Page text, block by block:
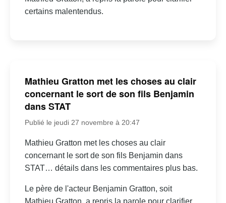
certains malentendus.
Mathieu Gratton met les choses au clair
concernant le sort de son fils Benjamin
dans STAT
Publié le jeudi 27 novembre à 20:47
Mathieu Gratton met les choses au clair
concernant le sort de son fils Benjamin dans
STAT… détails dans les commentaires plus bas.
Le père de l'acteur Benjamin Gratton, soit
Mathieu Gratton, a repris la parole pour clarifier